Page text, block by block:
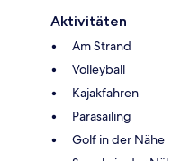
Aktivitäten
Am Strand
Volleyball
Kajakfahren
Parasailing
Golf in der Nähe